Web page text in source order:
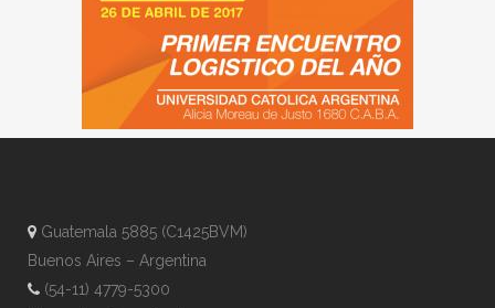
Guatemala 5885 (C1425BVM)
Buenos Aires – Argentina
(54-11) 4779-5300